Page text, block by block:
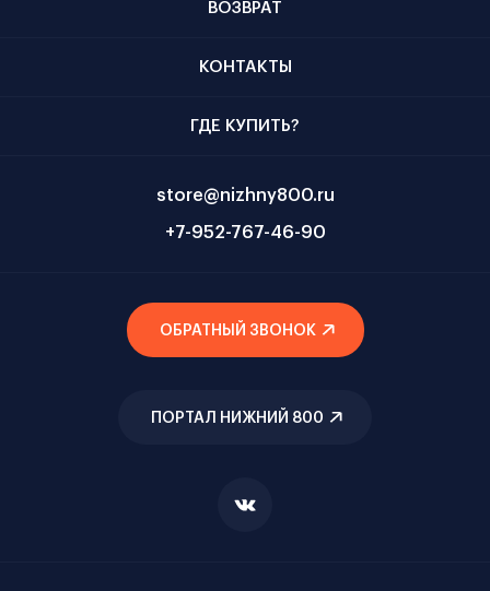
ВОЗВРАТ
КОНТАКТЫ
ГДЕ КУПИТЬ?
store@nizhny800.ru
+7-952-767-46-90
ОБРАТНЫЙ ЗВОНОК
ПОРТАЛ НИЖНИЙ 800